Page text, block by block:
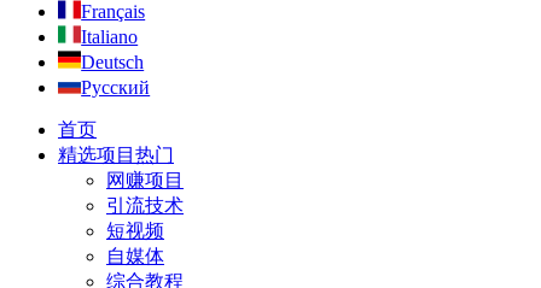
Français
Italiano
Deutsch
Русский
首页
精选项目 热门
网赚项目
引流技术
短视频
自媒体
综合教程